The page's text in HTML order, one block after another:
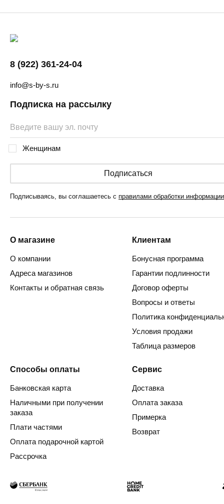
8 (922) 361-24-04
info@s-by-s.ru
Подписка на рассылку
Женщинам
Подписаться
Подписываясь, вы соглашаетесь с правилами обработки информации
О магазине
О компании
Адреса магазинов
Контакты и обратная связь
Клиентам
Бонусная программа
Гарантии подлинности
Договор оферты
Вопросы и ответы
Политика
Условия продажи
Таблица размеров
Способы оплаты
Банковская карта
Наличными при получении
заказа
Плати частями
Оплата подарочной картой
Рассрочка
Сервис
Доставка
Оплата заказа
Примерка
Возврат